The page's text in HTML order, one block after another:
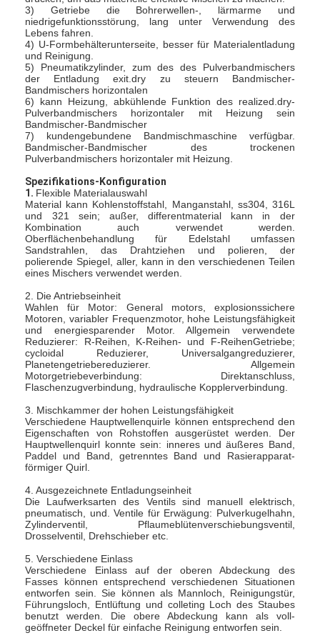
3) Getriebe die Bohrerwellen-, lärmarme und
niedrigefunktionsstörung, lang unter Verwendung des
Lebens fahren.
4) U-Formbehälterunterseite, besser für Materialentladung
und Reinigung.
5) Pneumatikzylinder, zum des des Pulverbandmischers
der Entladung exit.dry zu steuern Bandmischer-
Bandmischers horizontalen
6) kann Heizung, abkühlende Funktion des realized.dry-
Pulverbandmischers horizontaler mit Heizung sein
Bandmischer-Bandmischer
7) kundengebundene Bandmischmaschine verfügbar.
Bandmischer-Bandmischer des trockenen
Pulverbandmischers horizontaler mit Heizung.
Spezifikations-Konfiguration
1. Flexible Materialauswahl
Material kann Kohlenstoffstahl, Manganstahl, ss304, 316L
und 321 sein; außer, differentmaterial kann in der
Kombination auch verwendet werden.
Oberflächenbehandlung für Edelstahl umfassen
Sandstrahlen, das Drahtziehen und polieren, der
polierende Spiegel, aller, kann in den verschiedenen Teilen
eines Mischers verwendet werden.
2. Die Antriebseinheit
Wahlen für Motor: General motors, explosionssichere
Motoren, variabler Frequenzmotor, hohe Leistungsfähigkeit
und energiesparender Motor. Allgemein verwendete
Reduzierer: R-Reihen, K-Reihen- und F-ReihenGetriebe;
cycloidal Reduzierer, Universalgangreduzierer,
Planetengetriebereduzierer. Allgemein
Motorgetriebeverbindung: Direktanschluss,
Flaschenzugverbindung, hydraulische Kopplerverbindung.
3. Mischkammer der hohen Leistungsfähigkeit
Verschiedene Hauptwellenquirle können entsprechend den
Eigenschaften von Rohstoffen ausgerüstet werden. Der
Hauptwellenquirl konnte sein: inneres und äußeres Band,
Paddel und Band, getrenntes Band und Rasierapparat-
förmiger Quirl.
4. Ausgezeichnete Entladungseinheit
Die Laufwerksarten des Ventils sind manuell elektrisch,
pneumatisch, und. Ventile für Erwägung: Pulverkugelhahn,
Zylinderventil, Pflaumeblütenverschiebungsventil,
Drosselventil, Drehschieber etc.
5. Verschiedene Einlass
Verschiedene Einlass auf der oberen Abdeckung des
Fasses können entsprechend verschiedenen Situationen
entworfen sein. Sie können als Mannloch, Reinigungstür,
Führungsloch, Entlüftung und colleting Loch des Staubes
benutzt werden. Die obere Abdeckung kann als voll-
geöffneter Deckel für einfache Reinigung entworfen sein.